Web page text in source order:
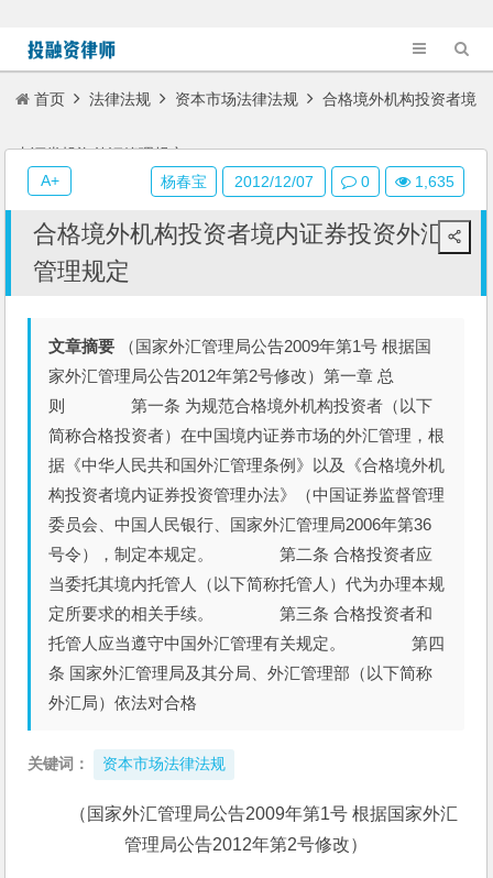
首页 法律法规 资本市场法律法规 合格境外机构投资者境
内证券投资外汇管理规定
合格境外机构投资者境内证券投资外汇
管理规定
文章摘要 （国家外汇管理局公告2009年第1号 根据国
家外汇管理局公告2012年第2号修改）第一章 总
则 第一条 为规范合格境外机构投资者（以下
简称合格投资者）在中国境内证券市场的外汇管理，根
据《中华人民共和国外汇管理条例》以及《合格境外机
构投资者境内证券投资管理办法》（中国证券监督管理
委员会、中国人民银行、国家外汇管理局2006年第36
号令），制定本规定。 第二条 合格投资者应
当委托其境内托管人（以下简称托管人）代为办理本规
定所要求的相关手续。 第三条 合格投资者和
托管人应当遵守中国外汇管理有关规定。 第四
条 国家外汇管理局及其分局、外汇管理部（以下简称
外汇局）依法对合格
关键词： 资本市场法律法规
（国家外汇管理局公告2009年第1号 根据国家外汇
管理局公告2012年第2号修改）
杨春宝 2012/12/07 0 1,635
A+